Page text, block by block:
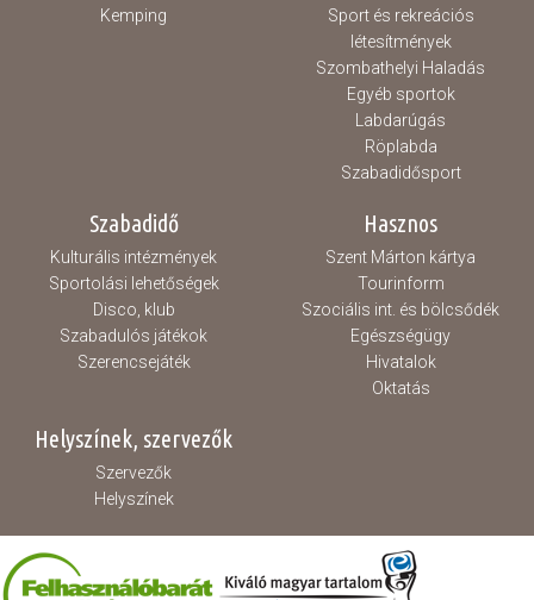
Kemping
Sport és rekreációs
létesítmények
Szombathelyi Haladás
Egyéb sportok
Labdarúgás
Röplabda
Szabadidősport
Szabadidő
Kulturális intézmények
Sportolási lehetőségek
Disco, klub
Szabadulós játékok
Szerencsejáték
Hasznos
Szent Márton kártya
Tourinform
Szociális int. és bölcsődék
Egészségügy
Hivatalok
Oktatás
Helyszínek, szervezők
Szervezők
Helyszínek